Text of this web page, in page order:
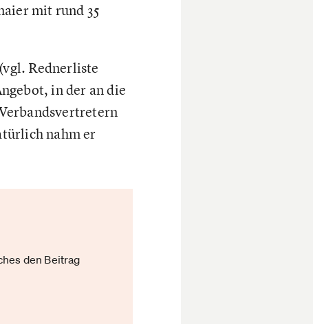
mit rund 35
Rednerliste
in der an die
nahm er
den Beitrag